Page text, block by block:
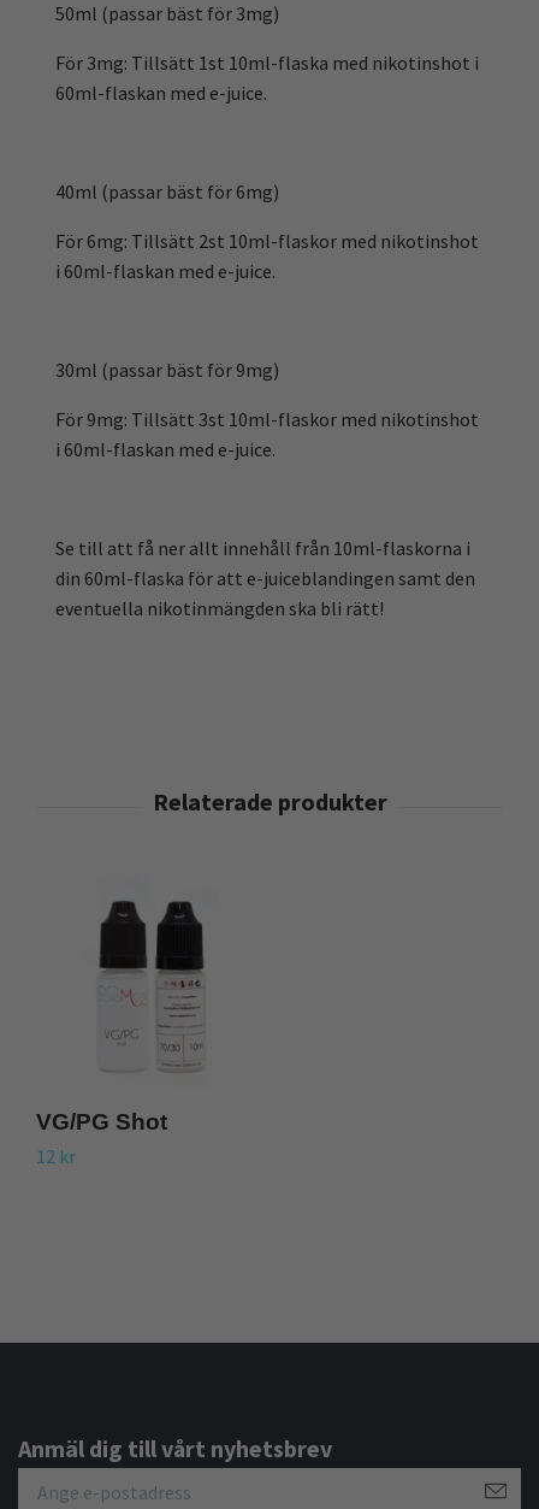
50ml (passar bäst för 3mg)
För 3mg: Tillsätt 1st 10ml-flaska med nikotinshot i
60ml-flaskan med e-juice.
40ml (passar bäst för 6mg)
För 6mg: Tillsätt 2st 10ml-flaskor med nikotinshot
i 60ml-flaskan med e-juice.
30ml (passar bäst för 9mg)
För 9mg: Tillsätt 3st 10ml-flaskor med nikotinshot
i 60ml-flaskan med e-juice.
Se till att få ner allt innehåll från 10ml-flaskorna i
din 60ml-flaska för att e-juiceblandingen samt den
eventuella nikotinmängden ska bli rätt!
VG/PG Shot
12 kr
Anmäl dig till vårt nyhetsbrev